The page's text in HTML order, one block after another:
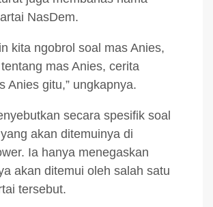
NasDem.
kita ngobrol soal mas Anies,
mas Anies, cerita
Anies gitu,” ungkapnya.
secara spesifik soal
akan ditemuinya di
Ia hanya menegaskan
akan ditemui oleh salah satu
tersebut.